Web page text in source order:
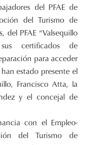
del PFAE de
del Turismo de
del PFAE “Valsequillo
certificados de
para acceder
estado presente el
Francisco Atta, la
y el concejal de
con el Empleo-
del Turismo de